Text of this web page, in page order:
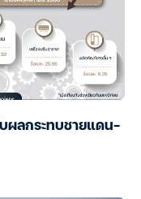
ผลกระทบชายแดน-